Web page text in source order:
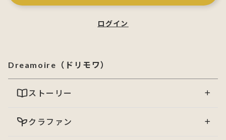
ログイン
Dreamoire（ドリモワ）
ストーリー
クラファン